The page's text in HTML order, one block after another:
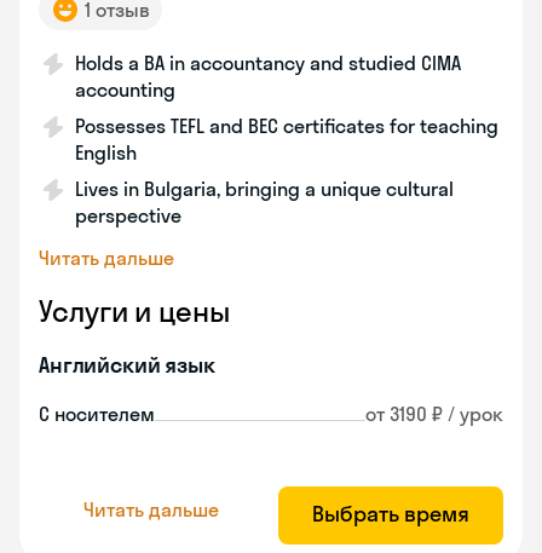
1 отзыв
Holds a BA in accountancy and studied CIMA
accounting
Possesses TEFL and BEC certificates for teaching
English
Lives in Bulgaria, bringing a unique cultural
perspective
Читать дальше
Услуги и цены
Английский язык
С носителем от 3190 ₽ / урок
Читать дальше Выбрать время